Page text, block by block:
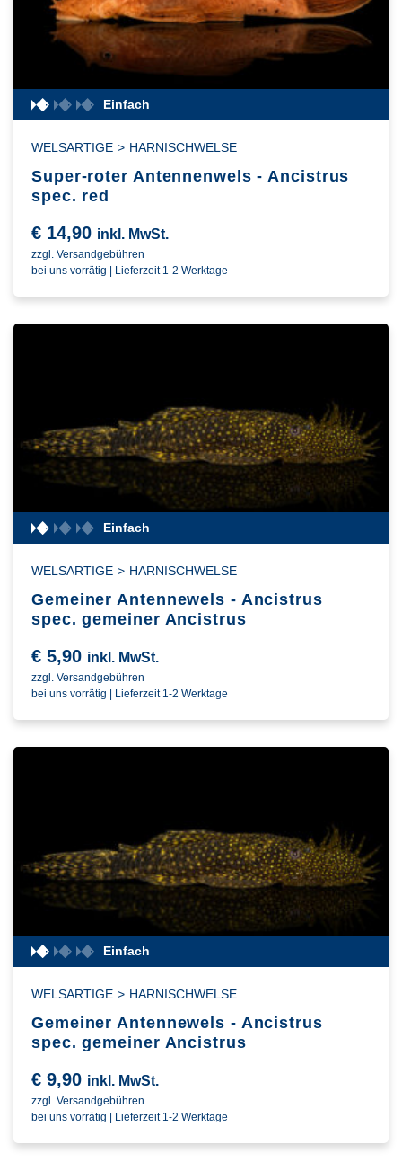
Einfach
WELSARTIGE > HARNISCHWELSE
Super-roter Antennenwels - Ancistrus
spec. red
€ 14,90 inkl. MwSt.
zzgl. Versandgebühren
bei uns vorrätig | Lieferzeit 1-2 Werktage
Einfach
WELSARTIGE > HARNISCHWELSE
Gemeiner Antennewels - Ancistrus
spec. gemeiner Ancistrus
€ 5,90 inkl. MwSt.
zzgl. Versandgebühren
bei uns vorrätig | Lieferzeit 1-2 Werktage
Einfach
WELSARTIGE > HARNISCHWELSE
Gemeiner Antennewels - Ancistrus
spec. gemeiner Ancistrus
€ 9,90 inkl. MwSt.
zzgl. Versandgebühren
bei uns vorrätig | Lieferzeit 1-2 Werktage